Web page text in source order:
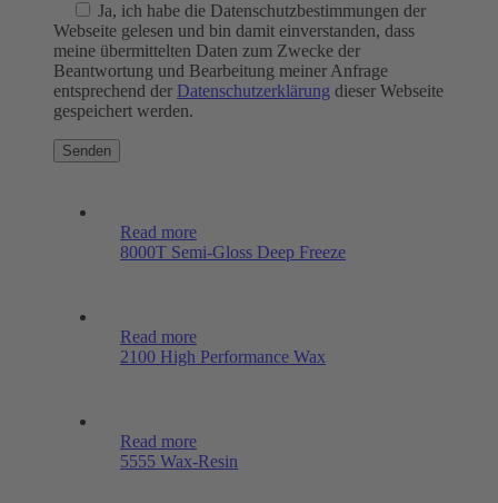
Ja, ich habe die Datenschutzbestimmungen der
Webseite gelesen und bin damit einverstanden, dass
meine übermittelten Daten zum Zwecke der
Beantwortung und Bearbeitung meiner Anfrage
entsprechend der Datenschutzerklärung dieser Webseite
gespeichert werden.
Read more
8000T Semi-Gloss Deep Freeze
Read more
2100 High Performance Wax
Read more
5555 Wax-Resin